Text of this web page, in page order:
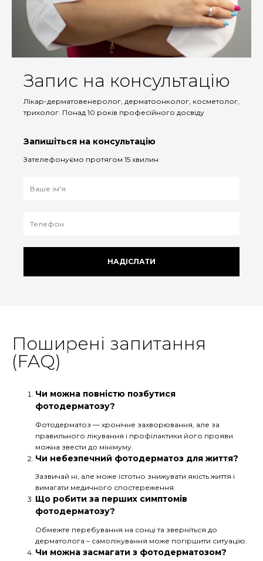
Запис на консультацію
Лікар-дерматовенеролог, дерматоонколог, косметолог,
трихолог. Понад 10 років професійного досвіду
Запишіться на консультацію
Зателефонуємо протягом 15 хвилин
НАДІСЛАТИ
Поширені запитання
(FAQ)
Чи можна повністю позбутися
фотодерматозу?
Фотодерматоз — хронічне захворювання, але за
правильного лікування і профілактики його прояви
можна звести до мінімуму.
Чи небезпечний фотодерматоз для життя?
Зазвичай ні, але може істотно знижувати якість життя і
вимагати медичного спостереження.
Що робити за перших симптомів
фотодерматозу?
Обмежте перебування на сонці та зверніться до
дерматолога – самолікування може погіршити ситуацію.
Чи можна засмагати з фотодерматозом?